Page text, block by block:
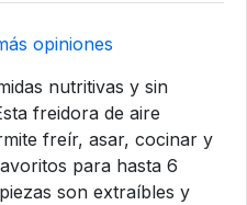
opiniones
nutritivas y sin
freidora de aire
freír, asar, cocinar y
para hasta 6
son extraíbles y